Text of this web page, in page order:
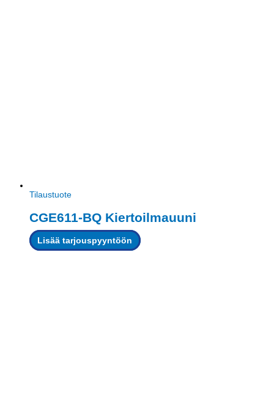
Tilaustuote
CGE611-BQ Kiertoilmauuni
Lisää tarjouspyyntöön